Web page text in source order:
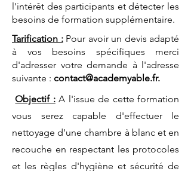
l'intérêt des participants et détecter les
besoins de formation supplémentaire.
Tarification : Pour avoir un devis adapté
à vos besoins spécifiques merci
d'adresser votre demande à l'adresse
suivante : contact@academyable.fr.
Objectif :A l'issue de cette formation
vous serez capable d'effectuer le
nettoyage d'une chambre à blanc et en
recouche en respectant les protocoles
et les règles d'hygiène et sécurité de